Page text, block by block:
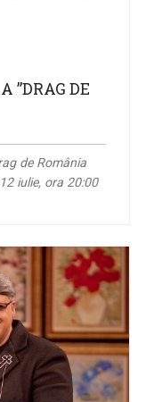
”DRAG DE
de România
iulie, ora 20:00